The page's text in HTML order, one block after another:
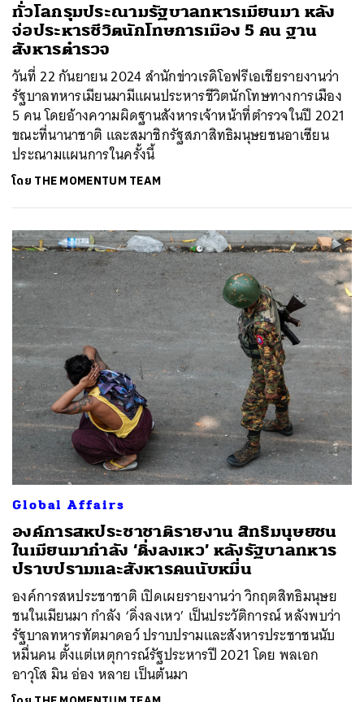
ทั่วโลกรุมประณามรัฐบาลทหารเมียนมา หลัง
จ่อประหารชีวิตนักโทษการเมือง 5 คน ฐาน
สังหารตำรวจ
วันที่ 22 กันยายน 2024 สำนักข่าวเรดิโอฟรีเอเชียรายงานว่า
รัฐบาลทหารเมียนมามีแผนประหารชีวิตนักโทษทางการเมือง
5 คน โดยอ้างความผิดฐานสังหารเจ้าหน้าที่ตำรวจในปี 2021
ขณะที่นานาชาติ และสมาชิกรัฐสภาสิทธิมนุษยชนอาเซียน
ประณามแผนการในครั้งนี้
โดย THE MOMENTUM TEAM
Global Affairs
องค์การสหประชาชาติรายงาน สิทธิมนุษยชน
ในเมียนมากำลัง ‘ดิ่งลงเหว’ หลังรัฐบาลทหาร
ปราบปรามและสังหารคนนับหมื่น
องค์การสหประชาชาติ เปิดเผยรายงานว่า วิกฤตสิทธิมนุษย
ชนในเมียนมา กำลัง ‘ดิ่งลงเหว’ เป็นประวัติการณ์ หลังพบว่า
รัฐบาลทหารทัตมาดอว์ ปราบปรามและสังหารประชาชนนับ
หมื่นคน ตั้งแต่เหตุการณ์รัฐประหารปี 2021 โดย พลเอก
อาวุโส มิน อ่อง หลาย เป็นต้นมา